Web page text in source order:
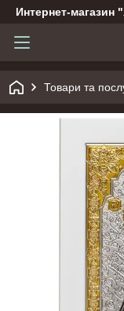
Интернет-
Товари та